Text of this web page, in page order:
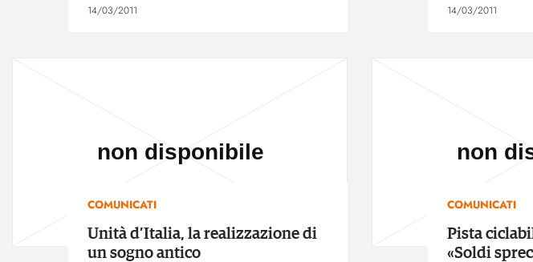
14/03/2011 14/03/2011
COMUNICATI
Unità d’Italia, la realizzazione di
un sogno antico
COMUNICATI
Pista
«Soldi